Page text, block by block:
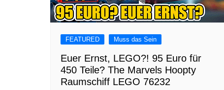
FEATURED Muss das Sein
Euer Ernst, LEGO?! 95 Euro für
450 Teile? The Marvels Hoopty
Raumschiff LEGO 76232